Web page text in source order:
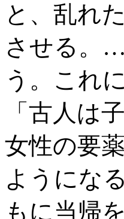
と、乱れ
させる。
う。これ
「古人は
女性の要
ようにな
もに当帰